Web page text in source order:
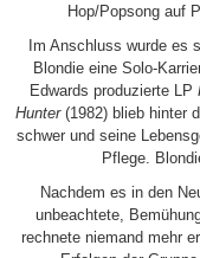
Hop/Popsong auf
Im Anschluss wurde es
Blondie eine Solo-
Edwards produzierte LP
Hunter(1982) blieb hinter
schwer und seine
Pflege.
Nachdem es in den
unbeachtete,
rechnete niemand mehr